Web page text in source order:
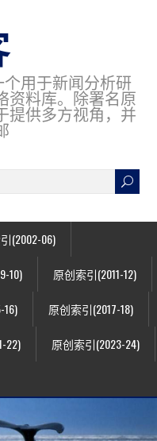
个用于新闻分析研
资料库。除署名原
提供多方视角，并
(2002-06)
10) 原创索引(2011-12)
原创索引(2017-18)
22) 原创索引(2023-24)